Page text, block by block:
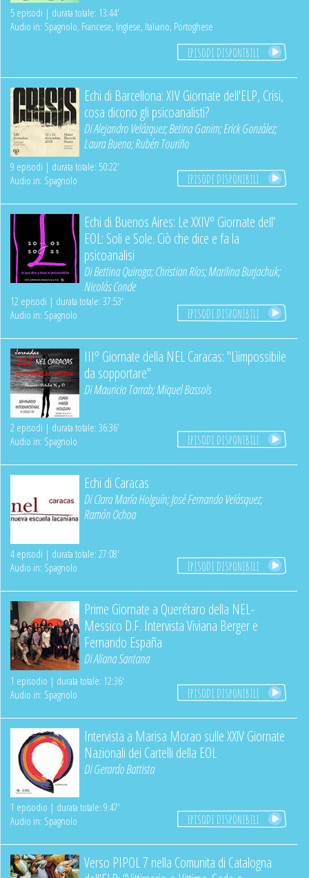
5 episodi | durata totale: 13:44'
Audio in: Spagnolo, Francese, Inglese, Italiano, Portoghese
EPISODI DISPONIBILI
Echi di Barcellona: XIV Giornate dell'ELP, Crisi,
cosa dicono gli psicoanalisti?
DiAlejandro Velázquez;Betina Ganim;Erick González;
Laura Bueno;Rubén Touriño
9 episodi | durata totale: 50:22'
Audio in: Spagnolo
EPISODI DISPONIBILI
Echi di Buenos Aires: Le XXIVº Giornate dell'
EOL: Soli e Sole. Ciò che dice e fa la
psicoanalisi
DiBettina Quiroga;Christian Ríos;Marilina Burjachuk;
Nicolás Conde
12 episodi | durata totale: 37:53'
Audio in: Spagnolo
EPISODI DISPONIBILI
IIIº Giornate della NEL Caracas: "Lìimpossibile
da sopportare"
DiMauricio Tarrab;Miquel Bassols
2 episodi | durata totale: 36:36'
Audio in: Spagnolo
EPISODI DISPONIBILI
Echi di Caracas
DiClara María Holguín;José Fernando Velásquez;
Ramón Ochoa
4 episodi | durata totale: 27:08'
Audio in: Spagnolo
EPISODI DISPONIBILI
Prime Giornate a Querétaro della NEL-
Messico D.F. Intervista Viviana Berger e
Fernando España
DiAliana Santana
1 episodio | durata totale: 12:36'
Audio in: Spagnolo
EPISODI DISPONIBILI
Intervista a Marisa Morao sulle XXlV Giornate
Nazionali dei Cartelli della EOL
DiGerardo Battista
1 episodio | durata totale: 9:47'
Audio in: Spagnolo
EPISODI DISPONIBILI
Verso PIPOL 7 nella Comunita di Catalogna